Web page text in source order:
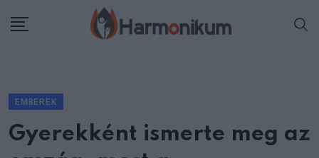
EMBEREK
Gyerekként ismerte meg az